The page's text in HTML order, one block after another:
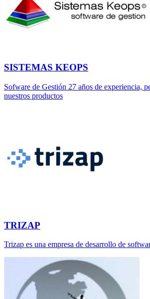
SISTEMAS KEOPS
Sofware de Gestión 27 años de experiencia,
nuestros productos
TRIZAP
Trizap es una empresa de desarrollo de